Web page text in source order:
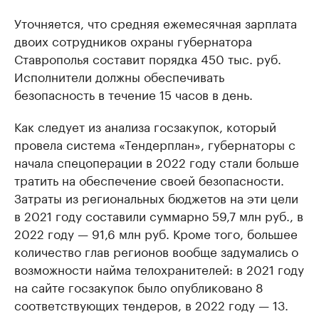
Уточняется, что средняя ежемесячная зарплата
двоих сотрудников охраны губернатора
Ставрополья составит порядка 450 тыс. руб.
Исполнители должны обеспечивать
безопасность в течение 15 часов в день.
Как следует из анализа госзакупок, который
провела система «Тендерплан», губернаторы с
начала спецоперации в 2022 году стали больше
тратить на обеспечение своей безопасности.
Затраты из региональных бюджетов на эти цели
в 2021 году составили суммарно 59,7 млн руб., в
2022 году — 91,6 млн руб. Кроме того, большее
количество глав регионов вообще задумались о
возможности найма телохранителей: в 2021 году
на сайте госзакупок было опубликовано 8
соответствующих тендеров, в 2022 году — 13.